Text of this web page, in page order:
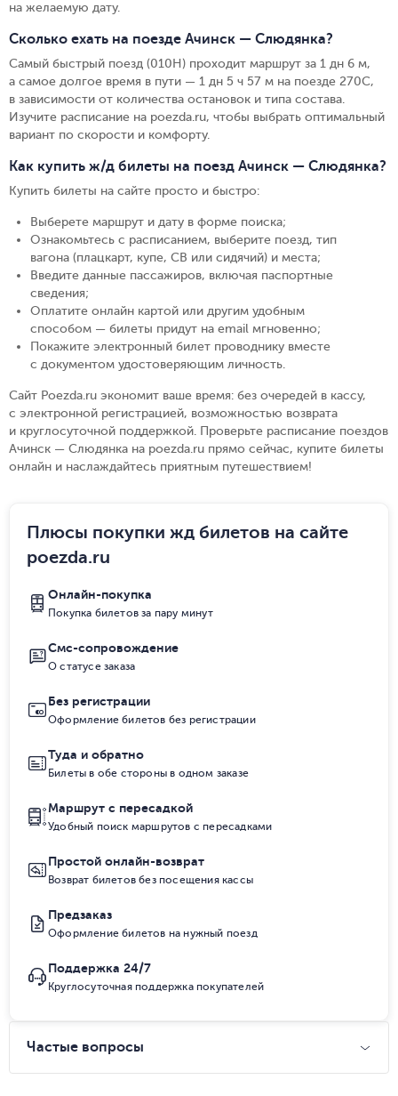
на желаемую дату.
Сколько ехать на поезде Ачинск — Слюдянка?
Самый быстрый поезд (010Н) проходит маршрут за 1 дн 6 м,
а самое долгое время в пути — 1 дн 5 ч 57 м на поезде 270С,
в зависимости от количества остановок и типа состава.
Изучите расписание на poezda.ru, чтобы выбрать оптимальный
вариант по скорости и комфорту.
Как купить ж/д билеты на поезд Ачинск — Слюдянка?
Купить билеты на сайте просто и быстро:
Выберете маршрут и дату в форме поиска;
Ознакомьтесь с расписанием, выберите поезд, тип
вагона (плацкарт, купе, СВ или сидячий) и места;
Введите данные пассажиров, включая паспортные
сведения;
Оплатите онлайн картой или другим удобным
способом — билеты придут на email мгновенно;
Покажите электронный билет проводнику вместе
с документом удостоверяющим личность.
Сайт Poezda.ru экономит ваше время: без очередей в кассу,
с электронной регистрацией, возможностью возврата
и круглосуточной поддержкой. Проверьте расписание поездов
Ачинск — Слюдянка на poezda.ru прямо сейчас, купите билеты
онлайн и наслаждайтесь приятным путешествием!
Плюсы покупки жд билетов на сайте
poezda.ru
Онлайн-покупка
Покупка билетов за пару минут
Смс-сопровождение
О статусе заказа
Без регистрации
Оформление билетов без регистрации
Туда и обратно
Билеты в обе стороны в одном заказе
Маршрут с пересадкой
Удобный поиск маршрутов с пересадками
Простой онлайн-возврат
Возврат билетов без посещения кассы
Предзаказ
Оформление билетов на нужный поезд
Поддержка 24/7
Круглосуточная поддержка покупателей
Частые вопросы